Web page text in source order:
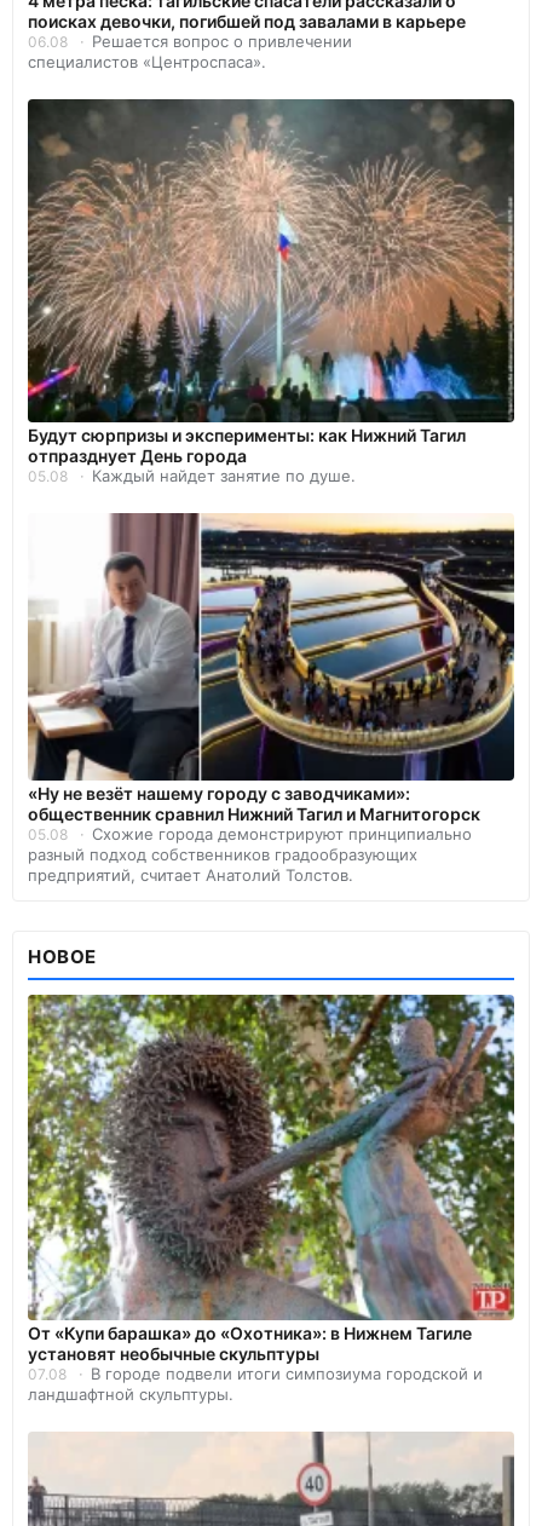
поисках девочки, погибшей под завалами в карьере
06.08
Решается вопрос о привлечении
специалистов «Центроспаса».
Будут сюрпризы и эксперименты: как Нижний Тагил
отпразднует День города
05.08 Каждый найдет занятие по душе.
«Ну не везёт нашему городу с заводчиками»:
общественник сравнил Нижний Тагил и Магнитогорск
05.08
Схожие города демонстрируют принципиально
разный подход собственников градообразующих
предприятий, считает Анатолий Толстов.
НОВОЕ
От «Купи барашка» до «Охотника»: в Нижнем Тагиле
установят необычные скульптуры
07.08
В городе подвели итоги симпозиума городской и
ландшафтной скульптуры.